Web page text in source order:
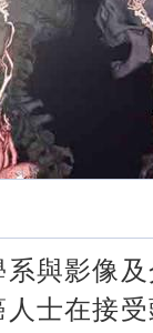
與影像
士在接